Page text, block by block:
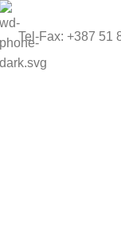
Tel-Fax: +387 51